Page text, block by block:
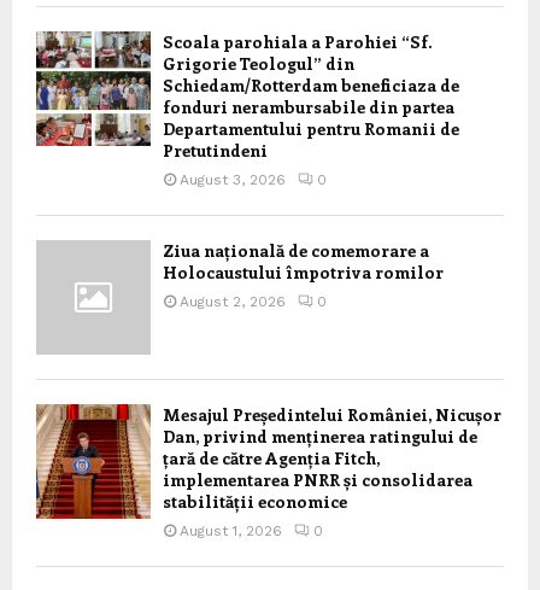
Scoala parohiala a Parohiei “Sf.
Grigorie Teologul” din
Schiedam/Rotterdam beneficiaza de
fonduri nerambursabile din partea
Departamentului pentru Romanii de
Pretutindeni
August 3, 2026 0
Ziua națională de comemorare a
Holocaustului împotriva romilor
August 2, 2026 0
Mesajul Președintelui României, Nicușor
Dan, privind menținerea ratingului de
țară de către Agenția Fitch,
implementarea PNRR și consolidarea
stabilității economice
August 1, 2026 0